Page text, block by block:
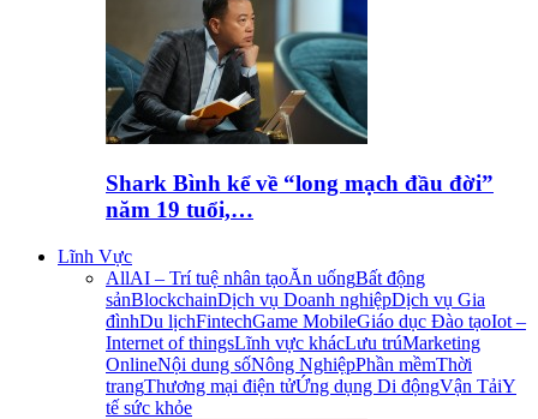
Shark Bình kể về “long mạch đầu đời”
năm 19 tuổi,…
Lĩnh Vực
AllAI – Trí tuệ nhân tạoĂn uốngBất động
sảnBlockchainDịch vụ Doanh nghiệpDịch vụ Gia
đìnhDu lịchFintechGame MobileGiáo dục Đào tạoIot –
Internet of thingsLĩnh vực khácLưu trúMarketing
OnlineNội dung sốNông NghiệpPhần mềmThời
trangThương mại điện tửỨng dụng Di độngVận TảiY
tế sức khỏe